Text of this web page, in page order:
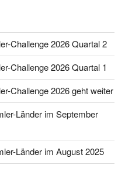
Challenge 2026 Quartal 2
Challenge 2026 Quartal 1
Challenge 2026 geht weiter
Länder im September
Länder im August 2025